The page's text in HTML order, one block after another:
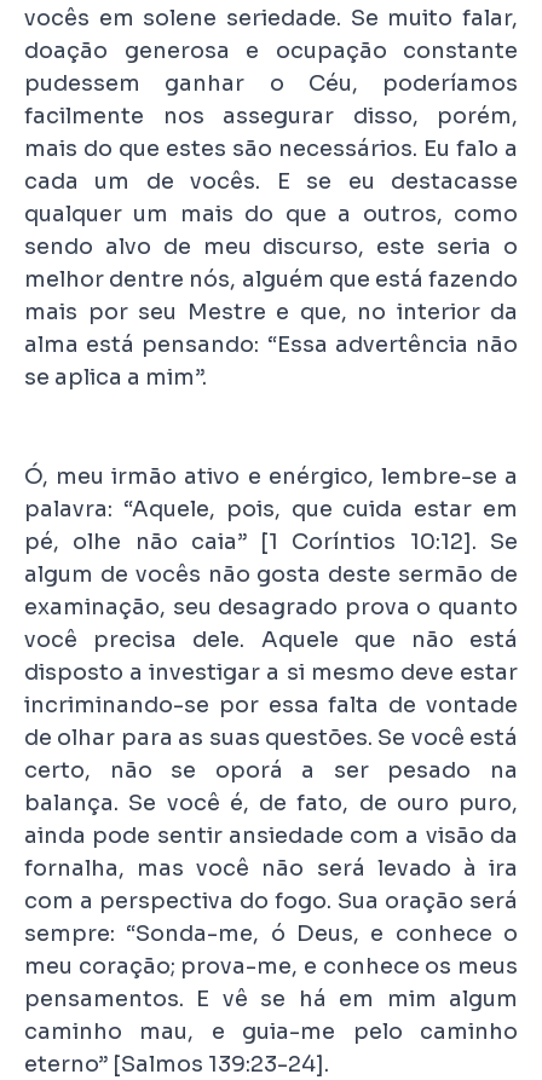
vocês em solene seriedade. Se muito falar,
doação generosa e ocupação constante
pudessem ganhar o Céu, poderíamos
facilmente nos assegurar disso, porém,
mais do que estes são necessários. Eu falo a
cada um de vocês. E se eu destacasse
qualquer um mais do que a outros, como
sendo alvo de meu discurso, este seria o
melhor dentre nós, alguém que está fazendo
mais por seu Mestre e que, no interior da
alma está pensando: “Essa advertência não
se aplica a mim”.
Ó, meu irmão ativo e enérgico, lembre-se a
palavra: “Aquele, pois, que cuida estar em
pé, olhe não caia” [1 Coríntios 10:12]. Se
algum de vocês não gosta deste sermão de
examinação, seu desagrado prova o quanto
você precisa dele. Aquele que não está
disposto a investigar a si mesmo deve estar
incriminando-se por essa falta de vontade
de olhar para as suas questões. Se você está
certo, não se oporá a ser pesado na
balança. Se você é, de fato, de ouro puro,
ainda pode sentir ansiedade com a visão da
fornalha, mas você não será levado à ira
com a perspectiva do fogo. Sua oração será
sempre: “Sonda-me, ó Deus, e conhece o
meu coração; prova-me, e conhece os meus
pensamentos. E vê se há em mim algum
caminho mau, e guia-me pelo caminho
eterno” [Salmos 139:23-24].